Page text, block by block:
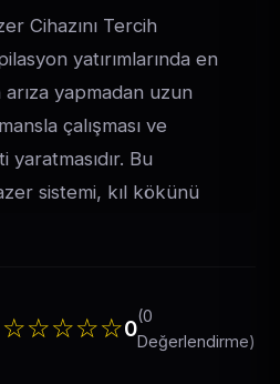
Cihazını Tercih
yatırımlarında en
yapmadan uzun
çalışması ve
yaratmasıdır. Bu
sistemi, kıl kökünü
sayesinde
ve müşteri
☆☆☆☆☆0(0
Değerlendirme)